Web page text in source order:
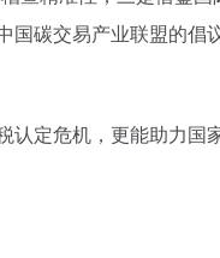
碳交易产业联盟的倡
定危机，更能助力国